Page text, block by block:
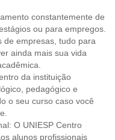
constantemente de
ou para empregos.
de empresas, tudo para
ainda mais sua vida
da instituição
pedagógico e
o seu curso caso você
O UNIESP Centro
alunos profissionais